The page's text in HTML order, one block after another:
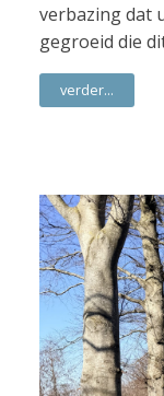
verbazing dat
gegroeid die
verder...